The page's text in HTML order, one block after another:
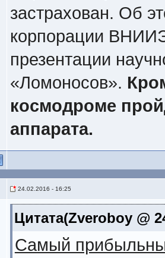
застрахован. Об
корпорации
презентации
«Ломоносов».
космодроме
аппарата.
24.02.2016 - 16:25
Цитата(Zveroboy @
Самый